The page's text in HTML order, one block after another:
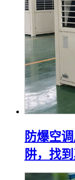
防爆空
阱，找